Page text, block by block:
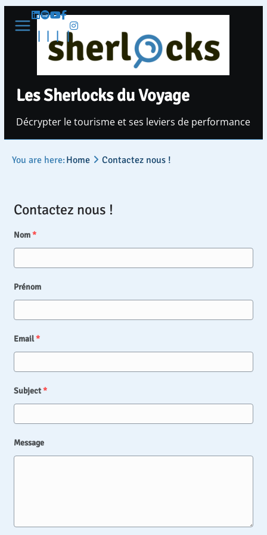
Les Sherlocks du Voyage
Décrypter le tourisme et ses leviers de performance
You are here:Home Contactez nous !
Contactez nous !
Nom*
Prénom
Email*
Subject*
Message